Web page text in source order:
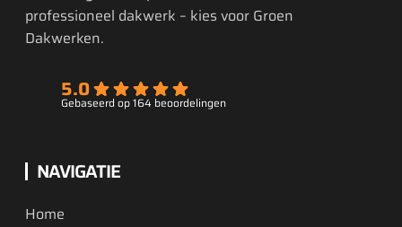
professioneel dakwerk – kies voor Groen
Dakwerken.
5.0
Gebaseerd op 164 beoordelingen
NAVIGATIE
Home